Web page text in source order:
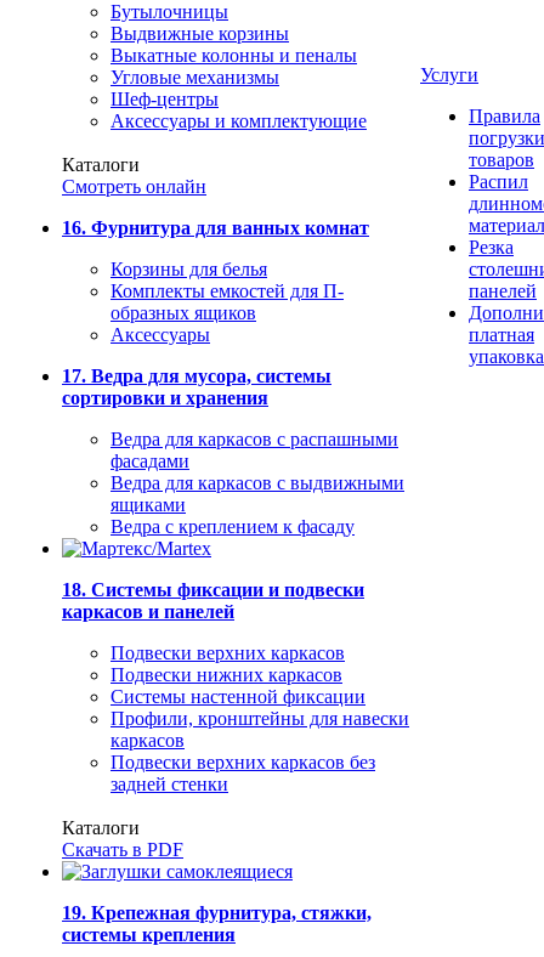
Бутылочницы
Выдвижные корзины
Выкатные колонны и пеналы
Угловые механизмы
Шеф-центры
Аксессуары и комплектующие
Каталоги
Смотреть онлайн
16. Фурнитура для ванных комнат
Корзины для белья
Комплекты емкостей для П-
образных ящиков
Аксессуары
17. Ведра для мусора, системы
сортировки и хранения
Ведра для каркасов с распашными
фасадами
Ведра для каркасов с выдвижными
ящиками
Ведра с креплением к фасаду
18. Системы фиксации и подвески
каркасов и панелей
Подвески верхних каркасов
Подвески нижних каркасов
Системы настенной фиксации
Профили, кронштейны для навески
каркасов
Подвески верхних каркасов без
задней стенки
Каталоги
Скачать в PDF
19. Крепежная фурнитура, стяжки,
системы крепления
Услуги
Правила
погрузки
товаров
Распил
Резка
панелей
платная
упаковка